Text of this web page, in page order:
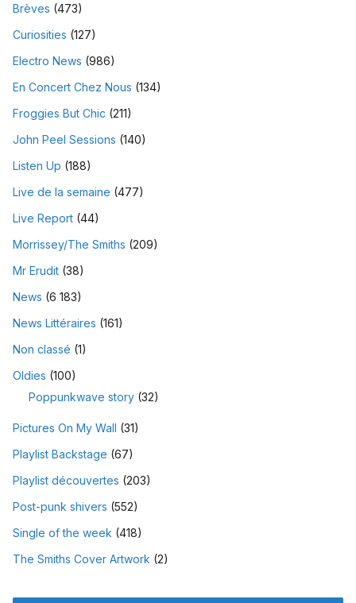
Brèves (473)
Curiosities (127)
Electro News (986)
En Concert Chez Nous (134)
Froggies But Chic (211)
John Peel Sessions (140)
Listen Up (188)
Live de la semaine (477)
Live Report (44)
Morrissey/The Smiths (209)
Mr Erudit (38)
News (6 183)
News Littéraires (161)
Non classé (1)
Oldies (100)
Poppunkwave story (32)
Pictures On My Wall (31)
Playlist Backstage (67)
Playlist découvertes (203)
Post-punk shivers (552)
Single of the week (418)
The Smiths Cover Artwork (2)